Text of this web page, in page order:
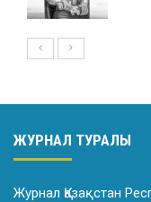
ЖУРНАЛ ТУРАЛЫ
Журнал Қазақстан